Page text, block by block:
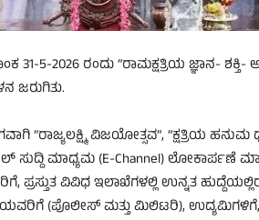
31-5-2026 ರಂದು “ರಾಮಕ್ಷತ್ರಿಯ ಜ್ಞಾನ-
ಜರುಗಿತು.
“ರಾಜ್ಯಲಕ್ಷ್ಮಿ ವಿಜಯೋತ್ಸವ”, “ಕ್ಷತ್ರಿಯ
ಸುದ್ದಿ ಮಾಧ್ಯಮ (E-Channel) ಲೋಕಾರ್ಪಣೆ
ಪ್ರಸ್ತುತ ವಿವಿಧ ಇಲಾಖೆಗಳಲ್ಲಿ ಉನ್ನತ
(ಪೊಲೀಸ್ ಮತ್ತು ಮಿಲಿಟರಿ),